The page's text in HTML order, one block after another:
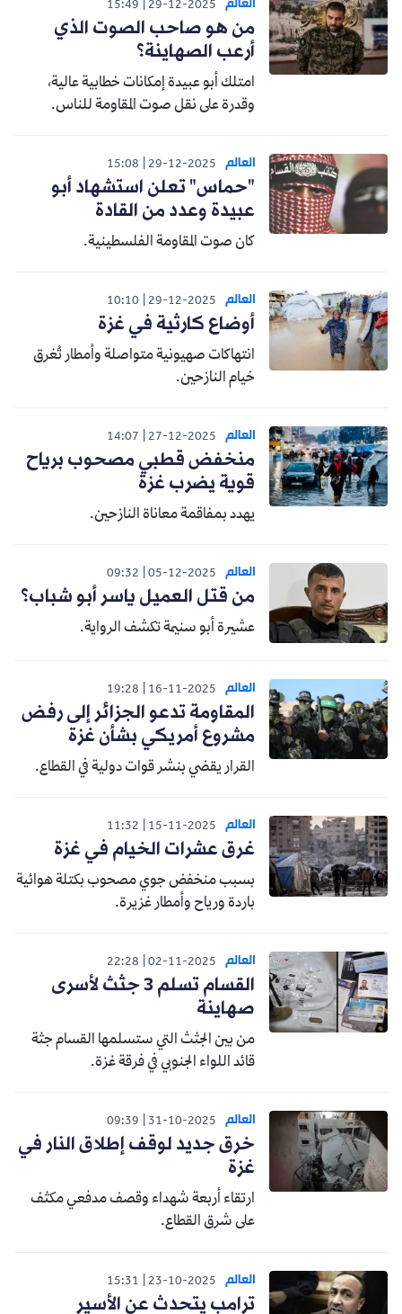
29-12-2025
15:49
من هو صاحب الصوت الذي
أرعب الصهاينة؟
امتلك أبو عبيدة إمكانات خطابية عالية،
وقدرة على نقل صوت المقاومة للناس.
العالم 29-12-2025
15:08
"حماس" تعلن استشهاد أبو
عبيدة وعدد من القادة
كان صوت المقاومة الفلسطينية.
العالم 29-12-2025
10:10
أوضاع كارثية في غزة
انتهاكات صهيونية متواصلة وأمطار تُغرق
خيام النازحين.
العالم 27-12-2025
14:07
منخفض قطبي مصحوب برياح
قوية يضرب غزة
يهدد بمفاقمة معاناة النازحين.
العالم 05-12-2025
09:32
من قتل العميل ياسر أبو شباب؟
عشيرة أبو سنيمة تكشف الرواية.
العالم 16-11-2025
19:28
المقاومة تدعو الجزائر إلى رفض
مشروع أمريكي بشأن غزة
القرار يقضي بنشر قوات دولية في القطاع.
العالم 15-11-2025
11:32
غرق عشرات الخيام في غزة
بسبب منخفض جوي مصحوب بكتلة هوائية
باردة ورياح وأمطار غزيرة.
العالم 02-11-2025
22:28
القسام تسلم 3 جثث لأسرى
صهاينة
من بين الجثث التي ستسلمها القسام جثة
قائد اللواء الجنوبي في فرقة غزة.
العالم 31-10-2025
09:39
خرق جديد لوقف إطلاق النار في
غزة
ارتقاء أربعة شهداء وقصف مدفعي مكثف
على شرق القطاع.
العالم 23-10-2025
15:31
ترامب يتحدث عن الأسير